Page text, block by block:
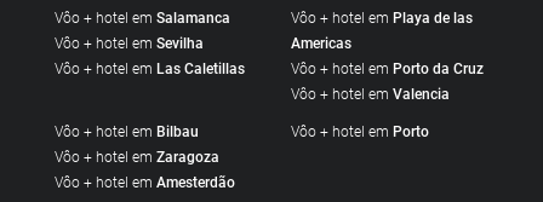
Vôo + hotel em Salamanca
Vôo + hotel em Sevilha
Vôo + hotel em Las Caletillas
Vôo + hotel em Playa de las
Americas
Vôo + hotel em Porto da Cruz
Vôo + hotel em Valencia
Vôo + hotel em Bilbau
Vôo + hotel em Zaragoza
Vôo + hotel em Amesterdão
Vôo + hotel em Porto